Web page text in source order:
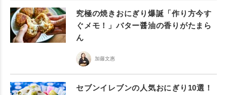
究極の焼きおにぎり爆誕「作り方今す
ぐメモ！」バター醤油の香りがたまら
ん
加藤文惠
セブンイレブンの人気おにぎり10選！